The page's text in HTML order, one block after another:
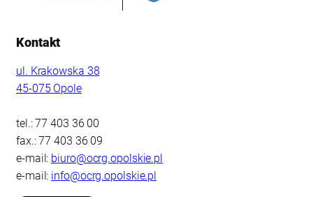
Kontakt
ul. Krakowska 38
45-075 Opole
tel.: 77 403 36 00
fax.: 77 403 36 09
e-mail: biuro@ocrg.opolskie.pl
e-mail: info@ocrg.opolskie.pl